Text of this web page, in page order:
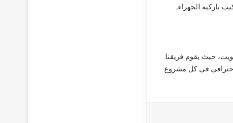
باركيه الجهراء.
حيث يقوم فريقنا
في كل مشروع